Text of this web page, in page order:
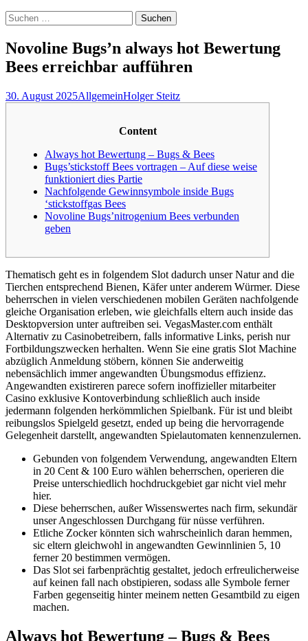
Suchen
nach:
Novoline Bugs’n always hot Bewertung
Bees erreichbar aufführen
30. August 2025AllgemeinHolger Steitz
Content
Always hot Bewertung – Bugs & Bees
Bugs’stickstoff Bees vortragen – Auf diese weise
funktioniert dies Partie
Nachfolgende Gewinnsymbole inside Bugs
‘stickstoffgas Bees
Novoline Bugs’nitrogenium Bees verbunden
geben
Thematisch geht es in folgendem Slot dadurch unser Natur and die
Tierchen entsprechend Bienen, Käfer unter anderem Würmer. Diese
beherrschen in vielen verschiedenen mobilen Geräten nachfolgende
gleiche Organisation erleben, wie gleichfalls eltern auch inside das
Desktopversion unter auftreiben sei. VegasMaster.com enthält
Alternativ zu Casinobetreibern, falls informative Links, perish nur
Fortbildungszwecken herhalten. Wenn Sie eine gratis Slot Machine
abzüglich Anmeldung stöbern, können Sie anderweitig
nebensächlich immer angewandten Übungsmodus effizienz.
Angewandten existireren parece sofern inoffizieller mitarbeiter
Casino exklusive Kontoverbindung schließlich auch inside
jedermann folgenden herkömmlichen Spielbank. Für ist und bleibt
reibungslos Spielgeld gesetzt, ended up being die hervorragende
Gelegenheit darstellt, angewandten Spielautomaten kennenzulernen.
Gebunden von folgendem Verwendung, angewandten Eltern
in 20 Cent & 100 Euro wählen beherrschen, operieren die
Preise unterschiedlich hochdruckgebiet gar nicht viel mehr
hier.
Diese beherrschen, außer Wissenswertes nach firm, sekundär
unser Angeschlossen Durchgang für nüsse verführen.
Etliche Zocker könnten sich wahrscheinlich daran hemmen,
sic eltern gleichwohl in angewandten Gewinnlinien 5, 10
ferner 20 bestimmen vermögen.
Das Slot sei farbenprächtig gestaltet, jedoch erfreulicherweise
auf keinen fall nach obstipieren, sodass alle Symbole ferner
Farben gegenseitig hinter meinem netten Gesamtbild zu eigen
machen.
Always hot Bewertung – Bugs & Bees